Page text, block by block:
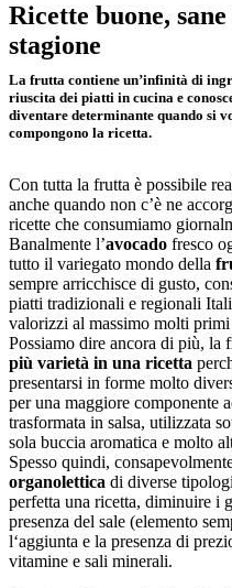
Ricette buone,
stagione
La frutta contiene un’infinità di
riuscita dei piatti in cucina e
diventare determinante quando si
compongono la ricetta.
Con tutta la frutta è possibile
anche quando non c’è ne
ricette che consumiamo
Banalmente l’avocado fresco
tutto il variegato mondo della
sempre arricchisce di gusto,
piatti tradizionali e regionali
valorizzi al massimo molti
Possiamo dire ancora di più, la
più varietà in una ricetta
presentarsi in forme molto
per una maggiore componente
trasformata in salsa, utilizzata
sola buccia aromatica e molto
Spesso quindi,
organolettica di diverse
perfetta una ricetta, diminuire i
presenza del sale (elemento
l‘aggiunta e la presenza di
vitamine e sali minerali.